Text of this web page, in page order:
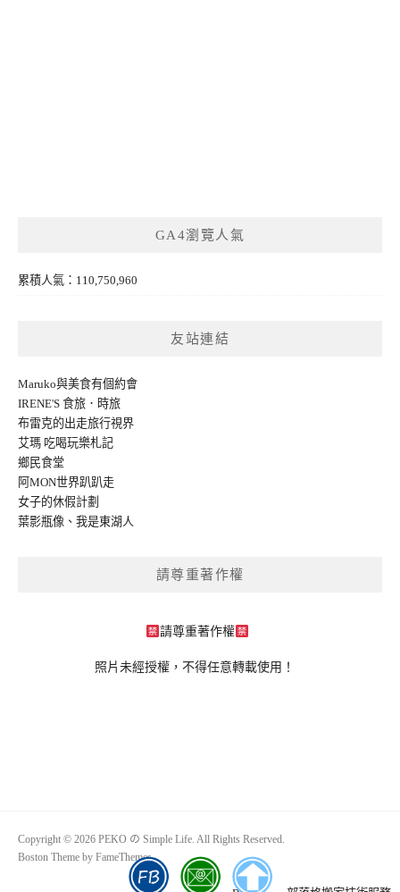
GA4瀏覽人氣
累積人氣：110,750,960
友站連結
Maruko與美食有個約會
IRENE'S 食旅．時旅
布雷克的出走旅行視界
艾瑪 吃喝玩樂札記
鄉民食堂
阿MON世界趴趴走
女子的休假計劃
葉影瓶像 、 我是東湖人
請尊重著作權
請尊重著作權
照片未經授權，不得任意轉載使用！
Copyright © 2026 PEKO の Simple Life. All Rights Reserved.
Boston Theme by FameThemes